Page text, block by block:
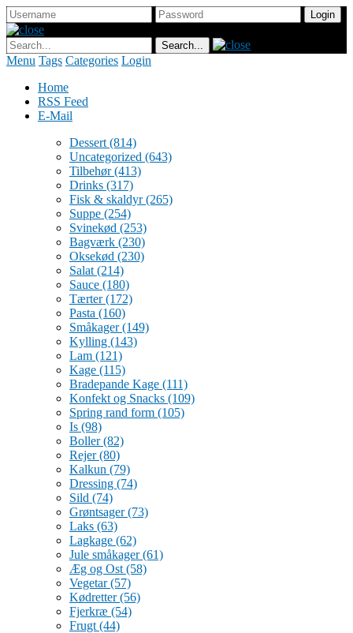
Menu Tags Categories Login
Home
RSS Feed
E-Mail
Dessert (814)
Uncategorized (643)
Tilbehør(413)
Drinks (317)
Fisk & skaldyr(265)
Suppe (254)
Svinekød (253)
Bagværk (230)
Oksekød (230)
Salat (214)
Sauce (180)
Tærter(172)
Pasta (160)
Småkager(149)
Kylling (143)
Lam (121)
Kage (115)
Bradepande Kage (111)
Konfekt og Snacks (109)
Spring rand form (105)
Is (98)
Boller(82)
Rejer(80)
Kalkun (79)
Dressing (74)
Sild (74)
Grøntsager(73)
Laks (63)
Lagkage (62)
Jule småkager(61)
Æg og Ost (58)
Vegetar(57)
Kødretter(56)
Fjerkræ (54)
Frugt (44)